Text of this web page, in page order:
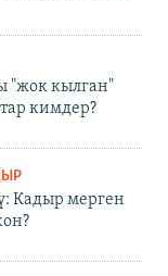
"жок кылган"
кимдер?
Кадыр мерген